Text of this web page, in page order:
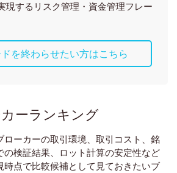
現するリスク管理・資金管理フレー
を終わらせたい方はこちら
ーランキング
ローカーの取引環境、取引コスト、銘
の検証結果、ロット計算の安定性など
時点で比較候補として見ておきたいブ